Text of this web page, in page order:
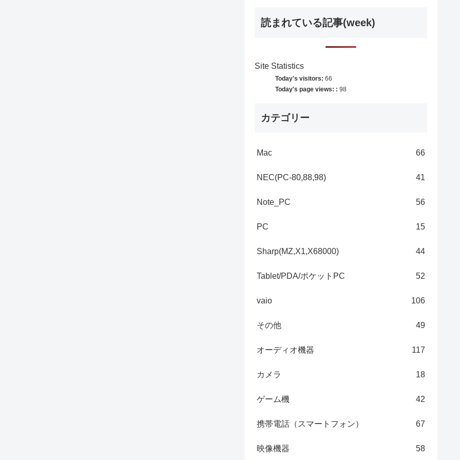
読まれている記事(week)
Site Statistics
Today's visitors: 66
Today's page views: : 98
カテゴリー
Mac 66
NEC(PC-80,88,98) 41
Note_PC 56
PC 15
Sharp(MZ,X1,X68000) 44
Tablet/PDA/ポケットPC 52
vaio 106
その他 49
オーディオ機器 117
カメラ 18
ゲーム機 42
携帯電話（スマートフォン） 67
映像機器 58